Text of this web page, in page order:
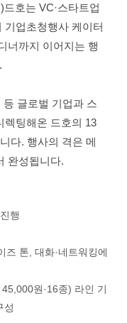
호는 VC·스타트업
기업초청행사 케이터
너까지 이어지는 행
등 글로벌 기업과 스
렉팅해온 드호의 13
다. 행사의 격은 메
완성됩니다.
행
톤, 대화·네트워킹에
원·16종) 라인 기
성